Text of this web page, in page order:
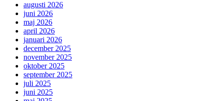
augusti 2026
juni 2026
maj 2026
april 2026
januari 2026
december 2025
november 2025
oktober 2025
september 2025
juli 2025
juni 2025